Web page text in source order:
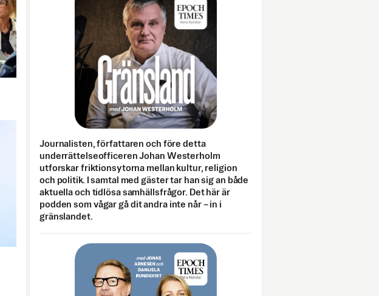
Journalisten, författaren och före detta
underrättelseofficeren Johan Westerholm
utforskar friktionsytorna mellan kultur, religion
och politik. I samtal med gäster tar han sig an både
aktuella och tidlösa samhällsfrågor. Det här är
podden som vågar gå dit andra inte når – in i
gränslandet.